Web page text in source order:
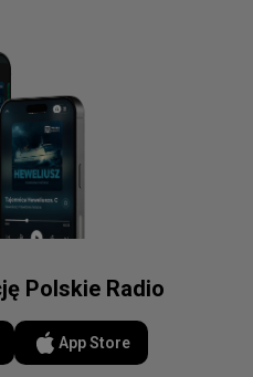
Polskie Radio
App Store